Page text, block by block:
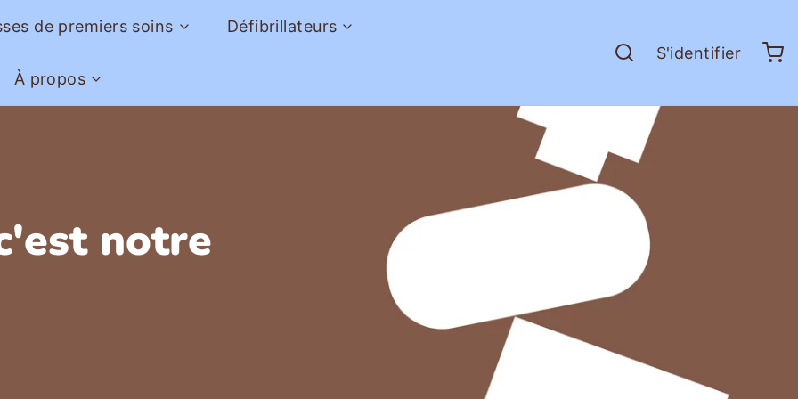
de premiers soins
complètes
et sacs de transports
Défibrillateurs
Zoll
À propos
S'identifier
notre